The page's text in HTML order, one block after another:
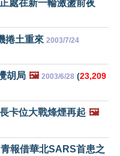
處在新一輪激盪前夜
捲土重來 2003/7/24
胡局 🖼️ 2003/6/28 (23,209
卡位大戰烽煙再起 🖼️
報借華北SARS首患之